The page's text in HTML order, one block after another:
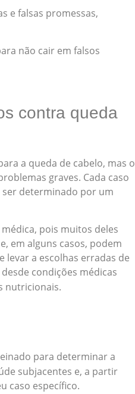
e falsas promessas,
não cair em falsos
contra queda
a queda de cabelo, mas o
graves. Cada caso
determinado por um
pois muitos deles
em alguns casos, podem
a escolhas erradas de
desde condições médicas
nutricionais.
para determinar a
subjacentes e, a partir
caso específico.